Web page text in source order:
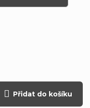
Přidat do košíku